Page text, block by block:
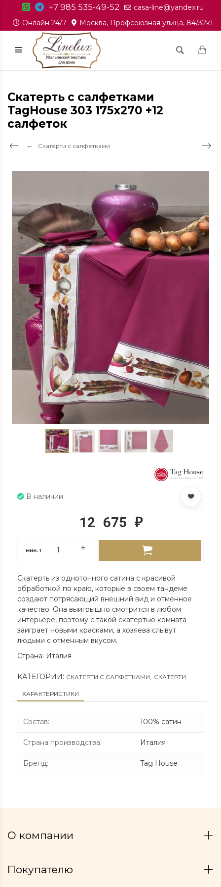
+7 985 535-49-52
casa-line@yandex.ru
Онлайн 24/7
Москва, Профсоюзная улица, 84/32к1
Скатерть с салфетками
TagHouse 303 175x270 +12
cалфеток
Скатерти с салфетками
В наличии
12 675 ₽
мин.1
Скатерть из однотонного сатина с красивой
обработкой по краю, которые в своем тандеме
создают потрясающий внешний вид и отменное
качество. Она выигрышно смотрится в любом
интерьере, поэтому с такой скатертью комната
заиграет новыми красками, а хозяева слывут
людьми с отменным вкусом.
Страна: Италия
КАТЕГОРИИ: СКАТЕРТИ С САЛФЕТКАМИ, СКАТЕРТИ
ХАРАКТЕРИСТИКИ
Состав: 100% сатин
Страна производства: Италия
Бренд: Tag House
О компании
Покупателю